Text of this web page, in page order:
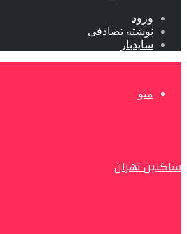
ورود
نوشته تصادفی
سایدبار
منو
ساکنین تهران